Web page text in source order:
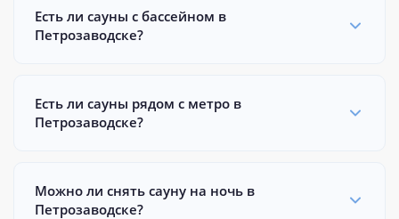
Есть ли сауны с бассейном в
Петрозаводске?
Есть ли сауны рядом с метро в
Петрозаводске?
Можно ли снять сауну на ночь в
Петрозаводске?